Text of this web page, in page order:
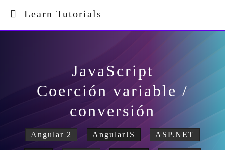
Learn Tutorials
JavaScript
Coerción variable /
conversión
Angular 2 AngularJS ASP.NET